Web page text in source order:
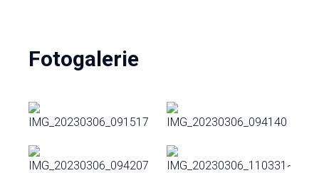
Fotogalerie